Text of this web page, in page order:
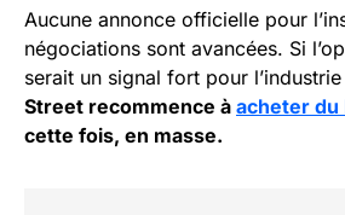
Aucune annonce officielle pour
négociations sont avancées. Si
serait un signal fort pour
Street recommence à acheter du
cette fois, en masse.